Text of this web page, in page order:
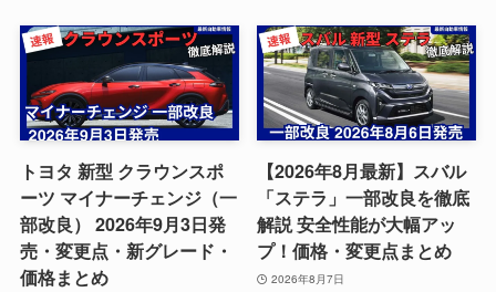
トヨタ 新型 クラウンスポ
ーツ マイナーチェンジ（一
部改良） 2026年9月3日発
売・変更点・新グレード・
価格まとめ
【2026年8月最新】スバル
「ステラ」一部改良を徹底
解説 安全性能が大幅アッ
プ！価格・変更点まとめ
2026年8月7日